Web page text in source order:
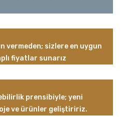
vermeden; sizlere en uygun
fiyatlar sunarız
prensibiyle; yeni
ve ürünler geliştiririz.